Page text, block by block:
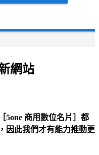
網站
5one 商用數位名片］都
因此我們才有能力推動更